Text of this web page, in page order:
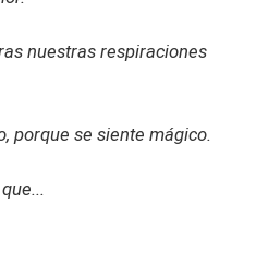
nuestras respiraciones
porque se siente mágico.